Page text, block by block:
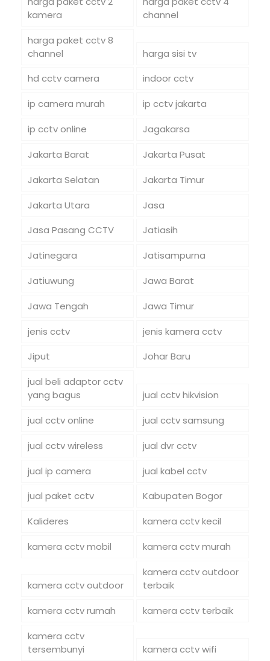
kamera
channel
harga paket cctv 8
channel
harga sisi tv
hd cctv camera
indoor cctv
ip camera murah
ip cctv jakarta
ip cctv online
Jagakarsa
Jakarta Barat
Jakarta Pusat
Jakarta Selatan
Jakarta Timur
Jakarta Utara
Jasa
Jasa Pasang CCTV
Jatiasih
Jatinegara
Jatisampurna
Jatiuwung
Jawa Barat
Jawa Tengah
Jawa Timur
jenis cctv
jenis kamera cctv
Jiput
Johar Baru
jual beli adaptor cctv
yang bagus
jual cctv hikvision
jual cctv online
jual cctv samsung
jual cctv wireless
jual dvr cctv
jual ip camera
jual kabel cctv
jual paket cctv
Kabupaten Bogor
Kalideres
kamera cctv kecil
kamera cctv mobil
kamera cctv murah
kamera cctv outdoor
kamera cctv outdoor
terbaik
kamera cctv rumah
kamera cctv terbaik
kamera cctv
tersembunyi
kamera cctv wifi